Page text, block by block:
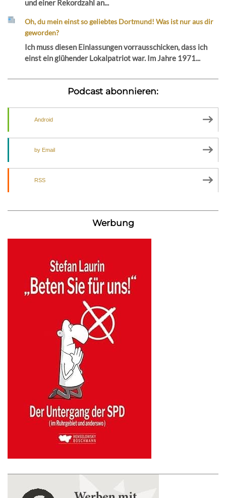
und einer Rekordzahl an...
Oh, du mein einst so geliebtes Dortmund! Was ist nur aus dir
geworden?
Ich muss diesen Einlassungen vorrausschicken, dass ich
einst ein glühender Lokalpatriot war. Im Jahre 1971...
Podcast abonnieren:
Android
by Email
RSS
Werbung